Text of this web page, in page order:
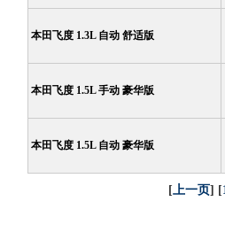
本田飞度 1.3L 自动 舒适版
本田飞度 1.5L 手动 豪华版
本田飞度 1.5L 自动 豪华版
[上一页] [